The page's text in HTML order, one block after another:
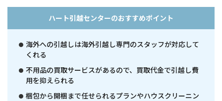
ハート引越センターのおすすめポイント
海外への引越しは海外引越し専門のスタッフが対応して
くれる
不用品の買取サービスがあるので、買取代金で引越し費
用を抑えられる
梱包から開梱まで任せられるプランやハウスクリーニン